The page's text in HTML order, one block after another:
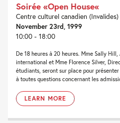
Soirée «Open House«
Centre culturel canadien (Invalides)
November 23rd, 1999
10:00 - 18:00
De 18 heures à 20 heures. Mme Sally
international et Mme Florence Silver,
étudiants, seront sur place pour
à toutes questions concernant les
LEARN MORE